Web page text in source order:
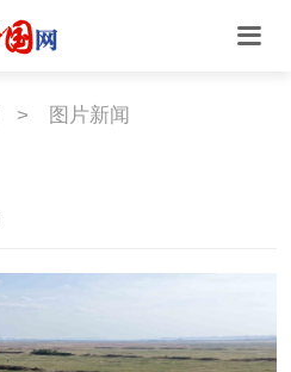
旅游
草原 湾区
> 图片新闻